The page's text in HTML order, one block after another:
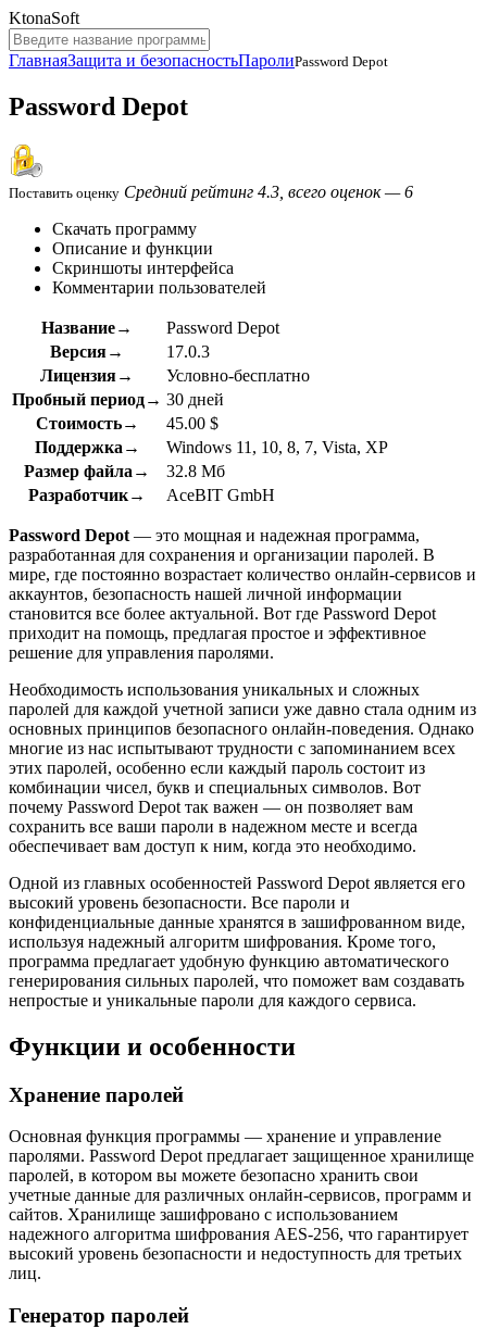
KtonaSoft
ГлавнаяЗащита и безопасностьПаролиPassword Depot
Password Depot
Поставить оценку Средний рейтинг 4.3, всего оценок — 6
Скачать программу
Описание и функции
Скриншоты интерфейса
Комментарии пользователей
Название→
Password Depot
Версия→
17.0.3
Лицензия→
Условно-бесплатно
Пробный период→ 30 дней
Стоимость→
45.00 $
Поддержка→
Windows 11, 10, 8, 7, Vista, XP
Размер файла→
32.8 Мб
Разработчик→
AceBIT GmbH
Password Depot — это мощная и надежная программа,
разработанная для сохранения и организации паролей. В
мире, где постоянно возрастает количество онлайн-сервисов и
аккаунтов, безопасность нашей личной информации
становится все более актуальной. Вот где Password Depot
приходит на помощь, предлагая простое и эффективное
решение для управления паролями.
Необходимость использования уникальных и сложных
паролей для каждой учетной записи уже давно стала одним из
основных принципов безопасного онлайн-поведения. Однако
многие из нас испытывают трудности с запоминанием всех
этих паролей, особенно если каждый пароль состоит из
комбинации чисел, букв и специальных символов. Вот
почему Password Depot так важен — он позволяет вам
сохранить все ваши пароли в надежном месте и всегда
обеспечивает вам доступ к ним, когда это необходимо.
Одной из главных особенностей Password Depot является его
высокий уровень безопасности. Все пароли и
конфиденциальные данные хранятся в зашифрованном виде,
используя надежный алгоритм шифрования. Кроме того,
программа предлагает удобную функцию автоматического
генерирования сильных паролей, что поможет вам создавать
непростые и уникальные пароли для каждого сервиса.
Функции и особенности
Хранение паролей
Основная функция программы — хранение и управление
паролями. Password Depot предлагает защищенное хранилище
паролей, в котором вы можете безопасно хранить свои
учетные данные для различных онлайн-сервисов, программ и
сайтов. Хранилище зашифровано с использованием
надежного алгоритма шифрования AES-256, что гарантирует
высокий уровень безопасности и недоступность для третьих
лиц.
Генератор паролей